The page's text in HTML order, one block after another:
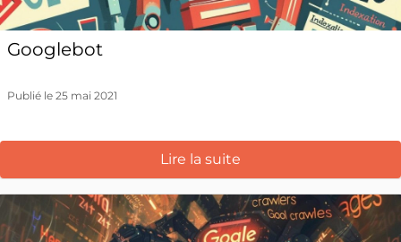
Googlebot
Publié le 25 mai 2021
Lire la suite